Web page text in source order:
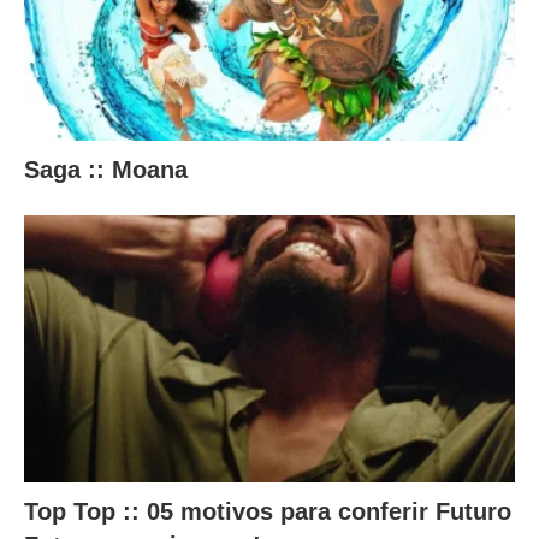
o
Saga :: Moana
Top Top :: 05 motivos para conferir Futuro